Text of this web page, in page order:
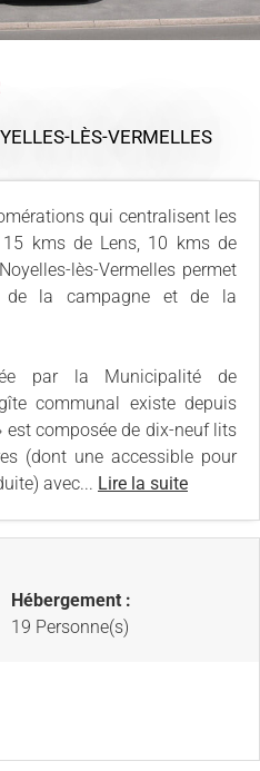
LÈS-VERMELLES
qui centralisent les
kms de Lens, 10 kms de
lès-Vermelles permet
de la campagne et de la
par la Municipalité de
communal existe depuis
est composée de dix-neuf lits
(dont une accessible pour
avec... Lire la suite
Hébergement :
19 Personne(s)